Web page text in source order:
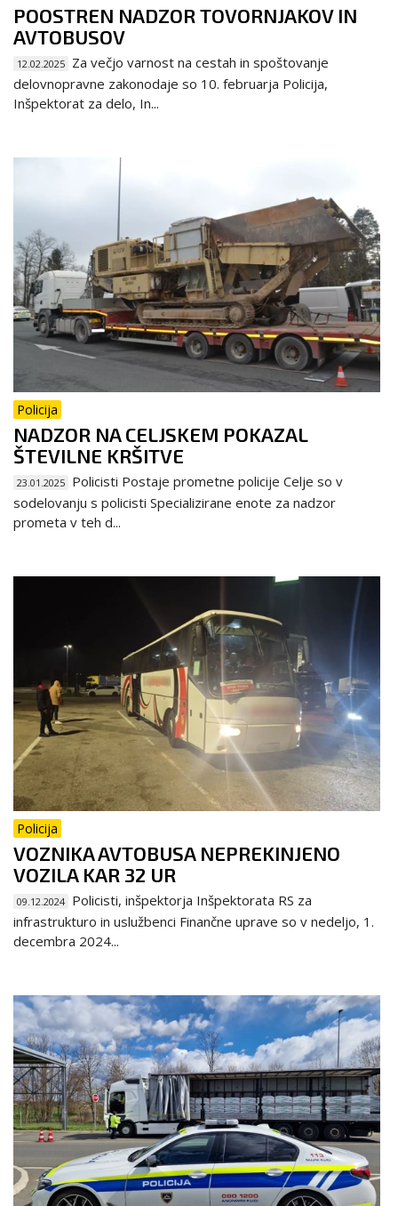
POOSTREN NADZOR TOVORNJAKOV IN
AVTOBUSOV
12.02.2025 Za večjo varnost na cestah in spoštovanje
delovnopravne zakonodaje so 10. februarja Policija,
Inšpektorat za delo, In...
Policija
NADZOR NA CELJSKEM POKAZAL
ŠTEVILNE KRŠITVE
23.01.2025 Policisti Postaje prometne policije Celje so v
sodelovanju s policisti Specializirane enote za nadzor
prometa v teh d...
Policija
VOZNIKA AVTOBUSA NEPREKINJENO
VOZILA KAR 32 UR
09.12.2024 Policisti, inšpektorja Inšpektorata RS za
infrastrukturo in uslužbenci Finančne uprave so v nedeljo, 1.
decembra 2024...